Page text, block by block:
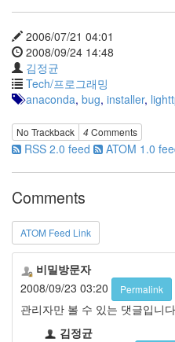
2006/07/21 04:01
2008/09/24 14:48
김정균
Tech/프로그래밍
anaconda, bug, installer,
No Trackback 4Comments
RSS 2.0 feed ATOM 1.0
Comments
ATOM Feed Link
비밀방문자
2008/09/23 03:20
Permalink
관리자만 볼 수 있는 댓글입니
김정균
빔
XPH70.2
1
by
김
균